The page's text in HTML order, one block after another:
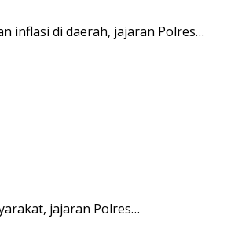
inflasi di daerah, jajaran Polres…
jajaran Polres…